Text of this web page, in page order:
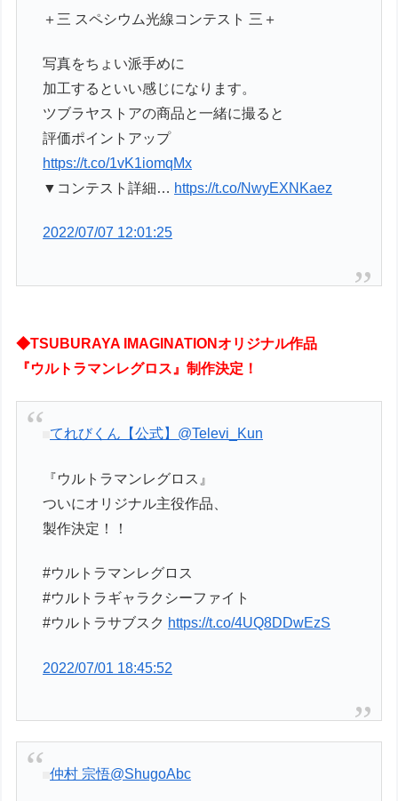
＋三 スペシウム光線コンテスト 三＋
写真をちょい派手めに
加工するといい感じになります。
ツブラヤストアの商品と一緒に撮ると
評価ポイントアップ
https://t.co/1vK1iomqMx
▼コンテスト詳細… https://t.co/NwyEXNKaez
2022/07/07 12:01:25
◆TSUBURAYA IMAGINATIONオリジナル作品
『ウルトラマンレグロス』制作決定！
てれびくん【公式】 @Televi_Kun
『ウルトラマンレグロス』
ついにオリジナル主役作品、
製作決定！！
#ウルトラマンレグロス
#ウルトラギャラクシーファイト
#ウルトラサブスク https://t.co/4UQ8DDwEzS
2022/07/01 18:45:52
仲村 宗悟@ShugoAbc